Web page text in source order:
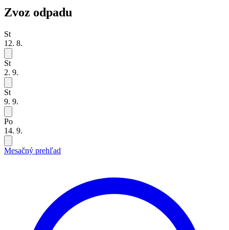
Zvoz odpadu
St
12. 8.
St
2. 9.
St
9. 9.
Po
14. 9.
Mesačný prehľad